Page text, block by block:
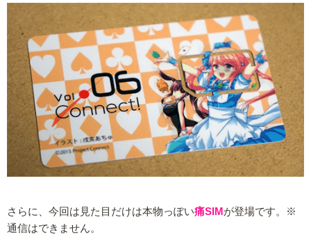
さらに、今回は見た目だけは本物っぽい痛SIM が登場です。※
通信はできません。